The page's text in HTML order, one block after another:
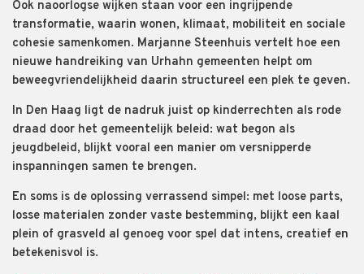
Ook naoorlogse wijken staan voor een ingrijpende
transformatie, waarin wonen, klimaat, mobiliteit en sociale
cohesie samenkomen. Marjanne Steenhuis vertelt hoe een
nieuwe handreiking van Urhahn gemeenten helpt om
beweegvriendelijkheid daarin structureel een plek te geven.
In Den Haag ligt de nadruk juist op kinderrechten als rode
draad door het gemeentelijk beleid: wat begon als
jeugdbeleid, blijkt vooral een manier om versnipperde
inspanningen samen te brengen.
En soms is de oplossing verrassend simpel: met loose parts,
losse materialen zonder vaste bestemming, blijkt een kaal
plein of grasveld al genoeg voor spel dat intens, creatief en
betekenisvol is.